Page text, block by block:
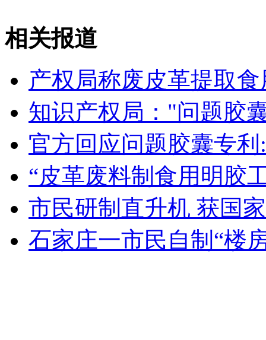
无痛分娩是否安全 医生回应
外交部：反对强权政治霸凌主义
外交部：有关国家言论片面不公正
安徽一实载49人客车翻车
走！跟着总书记去植树
相关报道
产权局称废皮革提取
知识产权局："问题胶
官方回应问题胶囊专
“皮革废料制食用明胶
市民研制直升机 获国
石家庄一市民自制“楼